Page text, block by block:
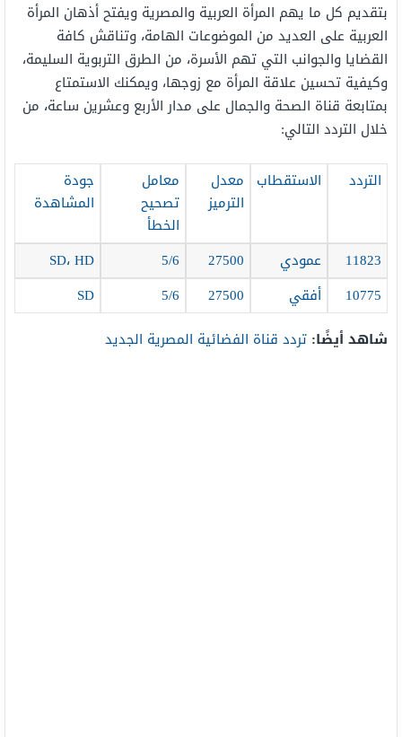
بتقديم كل ما يهم المرأة العربية والمصرية ويفتح أذهان المرأة
العربية على العديد من الموضوعات الهامة، وتناقش كافة
القضايا والجوانب التي تهم الأسرة، من الطرق التربوية السليمة،
وكيفية تحسين علاقة المرأة مع زوجها، ويمكنك الاستمتاع
بمتابعة قناة الصحة والجمال على مدار الأربع وعشرين ساعة، من
خلال التردد التالي:
التردد الاستقطاب معدل
الترميز
معامل
تصحيح
الخطأ
جودة
المشاهدة
11823 عمودي 27500
5/6
SD، HD
10775
أفقي 27500
5/6
SD
شاهد أيضًا: تردد قناة الفضائية المصرية الجديد